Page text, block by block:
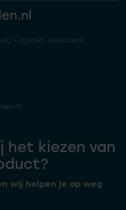
Lelystad, Nederland
het kiezen van
wij helpen je op weg